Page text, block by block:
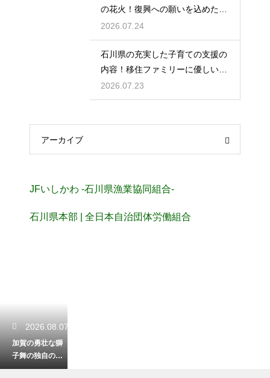
の花火！復興への願いを込めた感
動の光
2026.07.24
石川県の充実した子育ての支援の
内容！移住ファミリーに優しい制
度を解説
2026.07.23
アーカイブ
JFいしかわ -石川県漁業協同組合-
石川県本部 | 全日本自治団体労働組合
2026.08.07
加賀の勇壮な獅
子舞の独自の特
徴！地域に受け